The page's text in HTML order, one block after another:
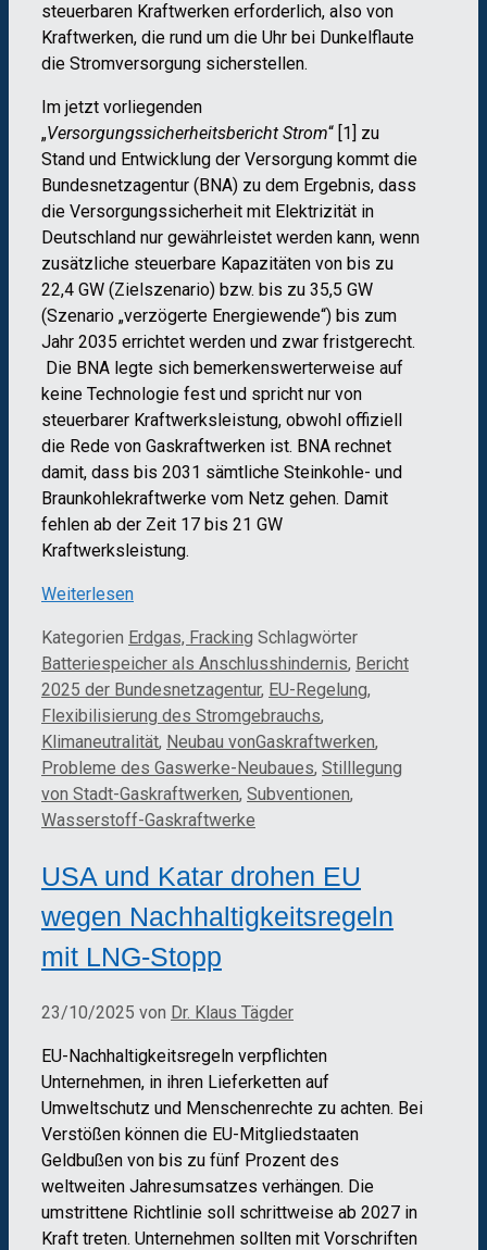
steuerbaren Kraftwerken erforderlich, also von
Kraftwerken, die rund um die Uhr bei Dunkelflaute
die Stromversorgung sicherstellen.
Im jetzt vorliegenden
„Versorgungssicherheitsbericht Strom“ [1] zu
Stand und Entwicklung der Versorgung kommt die
Bundesnetzagentur (BNA) zu dem Ergebnis, dass
die Versorgungssicherheit mit Elektrizität in
Deutschland nur gewährleistet werden kann, wenn
zusätzliche steuerbare Kapazitäten von bis zu
22,4 GW (Zielszenario) bzw. bis zu 35,5 GW
(Szenario „verzögerte Energiewende“) bis zum
Jahr 2035 errichtet werden und zwar fristgerecht.
Die BNA legte sich bemerkenswerterweise auf
keine Technologie fest und spricht nur von
steuerbarer Kraftwerksleistung, obwohl offiziell
die Rede von Gaskraftwerken ist. BNA rechnet
damit, dass bis 2031 sämtliche Steinkohle- und
Braunkohlekraftwerke vom Netz gehen. Damit
fehlen ab der Zeit 17 bis 21 GW
Kraftwerksleistung.
Weiterlesen
Kategorien Erdgas, Fracking Schlagwörter
Batteriespeicher als Anschlusshindernis, Bericht
2025 der Bundesnetzagentur, EU-Regelung,
Flexibilisierung des Stromgebrauchs,
Klimaneutralität, Neubau vonGaskraftwerken,
Probleme des Gaswerke-Neubaues, Stilllegung
von Stadt-Gaskraftwerken, Subventionen,
Wasserstoff-Gaskraftwerke
USA und Katar drohen EU
wegen Nachhaltigkeitsregeln
mit LNG-Stopp
23/10/2025 von Dr. Klaus Tägder
EU-Nachhaltigkeitsregeln verpflichten
Unternehmen, in ihren Lieferketten auf
Umweltschutz und Menschenrechte zu achten. Bei
Verstößen können die EU-Mitgliedstaaten
Geldbußen von bis zu fünf Prozent des
weltweiten Jahresumsatzes verhängen. Die
umstrittene Richtlinie soll schrittweise ab 2027 in
Kraft treten. Unternehmen sollten mit Vorschriften